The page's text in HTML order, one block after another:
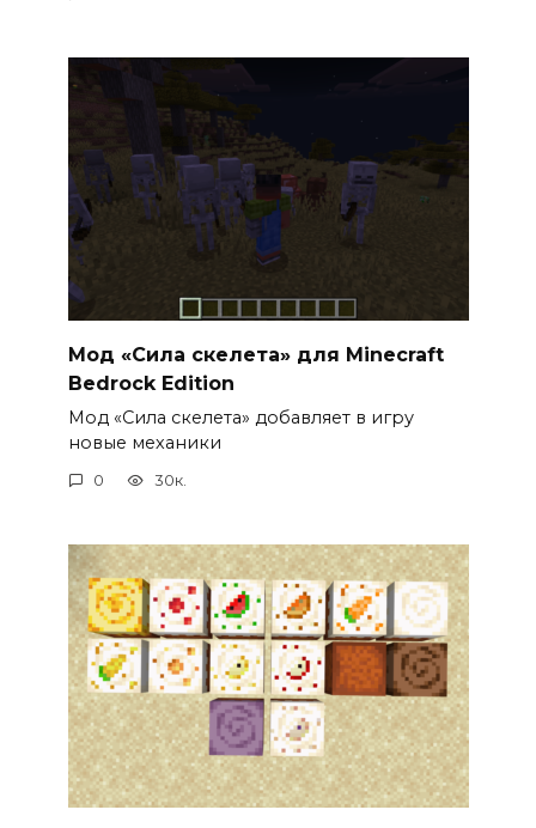
Мод «Сила скелета» для Minecraft
Bedrock Edition
Мод «Сила скелета» добавляет в игру
новые механики
0 30к.